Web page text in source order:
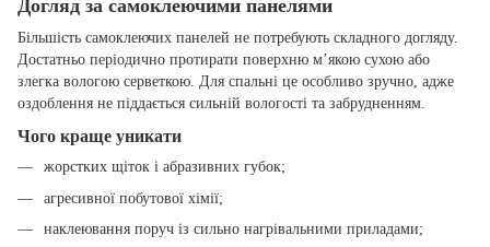
Догляд за самоклеючими панелями
Більшість самоклеючих панелей не потребують складного догляду.
Достатньо періодично протирати поверхню м’якою сухою або
злегка вологою серветкою. Для спальні це особливо зручно, адже
оздоблення не піддається сильній вологості та забрудненням.
Чого краще уникати
жорстких щіток і абразивних губок;
агресивної побутової хімії;
наклеювання поруч із сильно нагрівальними приладами;